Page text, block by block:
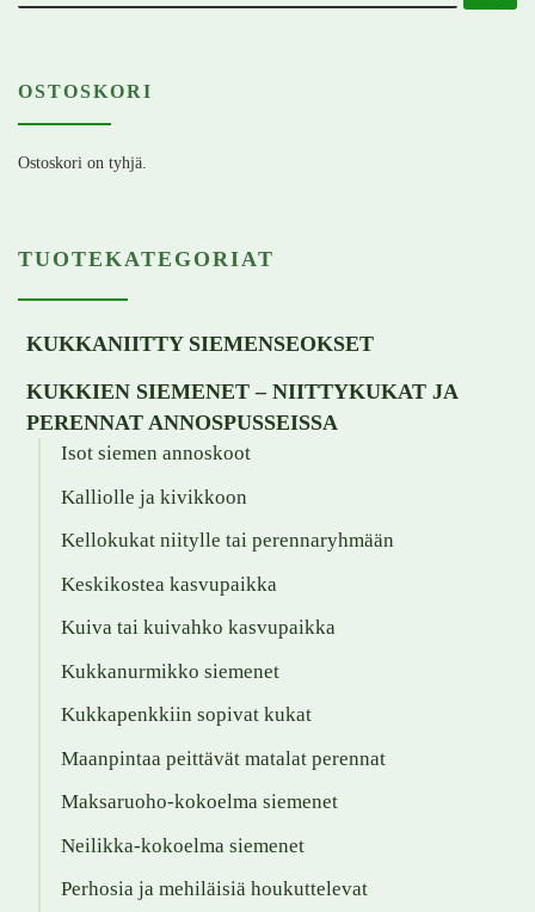
OSTOSKORI
Ostoskori on tyhjä.
TUOTEKATEGORIAT
KUKKANIITTY SIEMENSEOKSET
KUKKIEN SIEMENET – NIITTYKUKAT JA
PERENNAT ANNOSPUSSEISSA
Isot siemen annoskoot
Kalliolle ja kivikkoon
Kellokukat niitylle tai perennaryhmään
Keskikostea kasvupaikka
Kuiva tai kuivahko kasvupaikka
Kukkanurmikko siemenet
Kukkapenkkiin sopivat kukat
Maanpintaa peittävät matalat perennat
Maksaruoho-kokoelma siemenet
Neilikka-kokoelma siemenet
Perhosia ja mehiläisiä houkuttelevat